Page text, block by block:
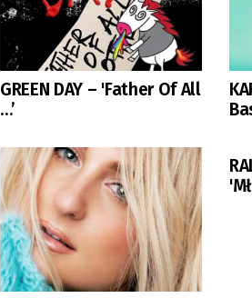
GREEN DAY – 'Father Of All
…’